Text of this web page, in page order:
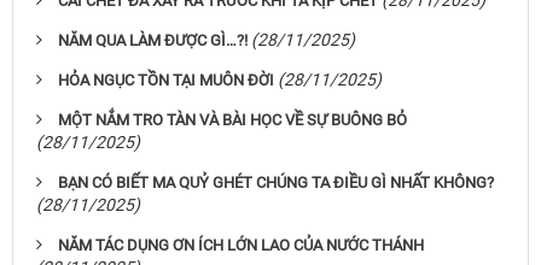
NĂM QUA LÀM ĐƯỢC GÌ…?! (28/11/2025)
HỎA NGỤC TỒN TẠI MUÔN ĐỜI (28/11/2025)
MỘT NẮM TRO TÀN VÀ BÀI HỌC VỀ SỰ BUÔNG BỎ
(28/11/2025)
BẠN CÓ BIẾT MA QUỶ GHÉT CHÚNG TA ĐIỀU GÌ NHẤT KHÔNG?
(28/11/2025)
NĂM TÁC DỤNG ƠN ÍCH LỚN LAO CỦA NƯỚC THÁNH